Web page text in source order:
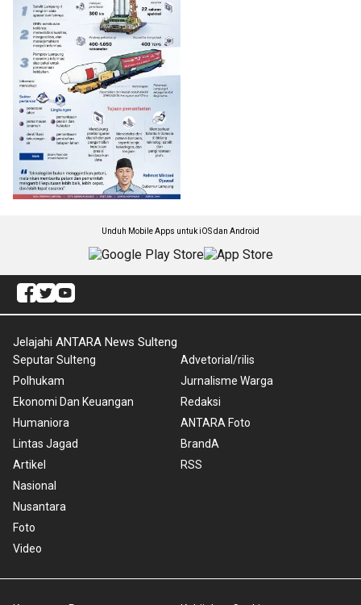
Unduh Mobile Apps untuk iOS dan Android
Jelajahi ANTARA News Sulteng
Seputar Sulteng
Polhukam
Ekonomi Dan Keuangan
Humaniora
Lintas Jagad
Artikel
Nasional
Nusantara
Foto
Video
Advetorial/rilis
Jurnalisme Warga
Redaksi
ANTARA Foto
BrandA
RSS